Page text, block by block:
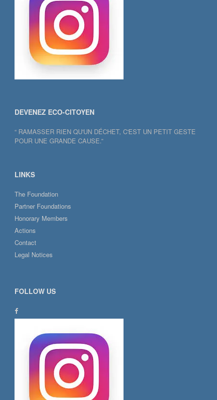
DEVENEZ ECO-CITOYEN
“ RAMASSER RIEN QU'UN DÉCHET, C'EST UN PETIT GESTE
POUR UNE GRANDE CAUSE.”
LINKS
The Foundation
Partner Foundations
Honorary Members
Actions
Contact
Legal Notices
FOLLOW US